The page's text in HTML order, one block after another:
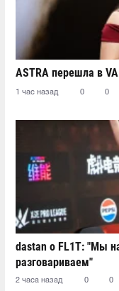
ASTRA перешла в
1 час назад 0 0
dastan о FL1T: "Мы
разговариваем"
2 часа назад 0 0